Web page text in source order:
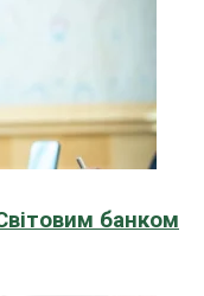
банком